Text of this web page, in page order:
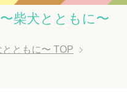
柴犬とともに〜
ともに〜 TOP